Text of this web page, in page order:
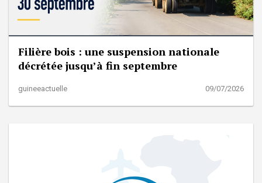
Filière bois : une suspension nationale
décrétée jusqu’à fin septembre
guineeactuelle 09/07/2026